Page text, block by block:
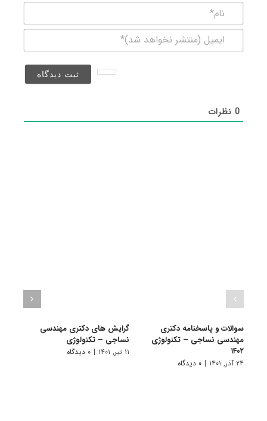
(منتشر
0نظرات
سوالات و پاسخنامه دکتری
مهندسی نساجی – تکنولوژی
۱۴۰۲
۲۴ آذر, ۱۴۰۱ | ۰ دیدگاه
گرایش های دکتری مهندسی
نساجی – تکنولوژی
۱۱ تیر, ۱۴۰۱ | ۰ دیدگاه